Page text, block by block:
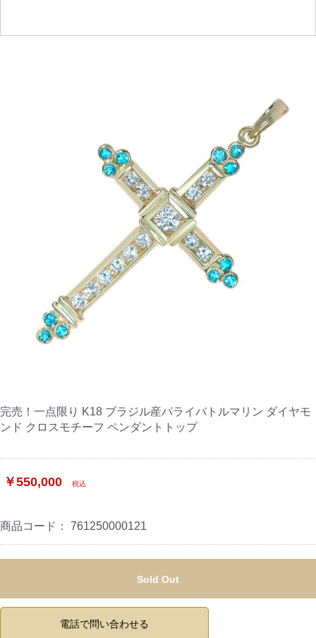
完売！一点限り K18 ブラジル産パライバトルマリン ダイヤモ
ンド クロスモチーフ ペンダントトップ
￥550,000 税込
商品コード： 761250000121
Sold Out
電話で問い合わせる